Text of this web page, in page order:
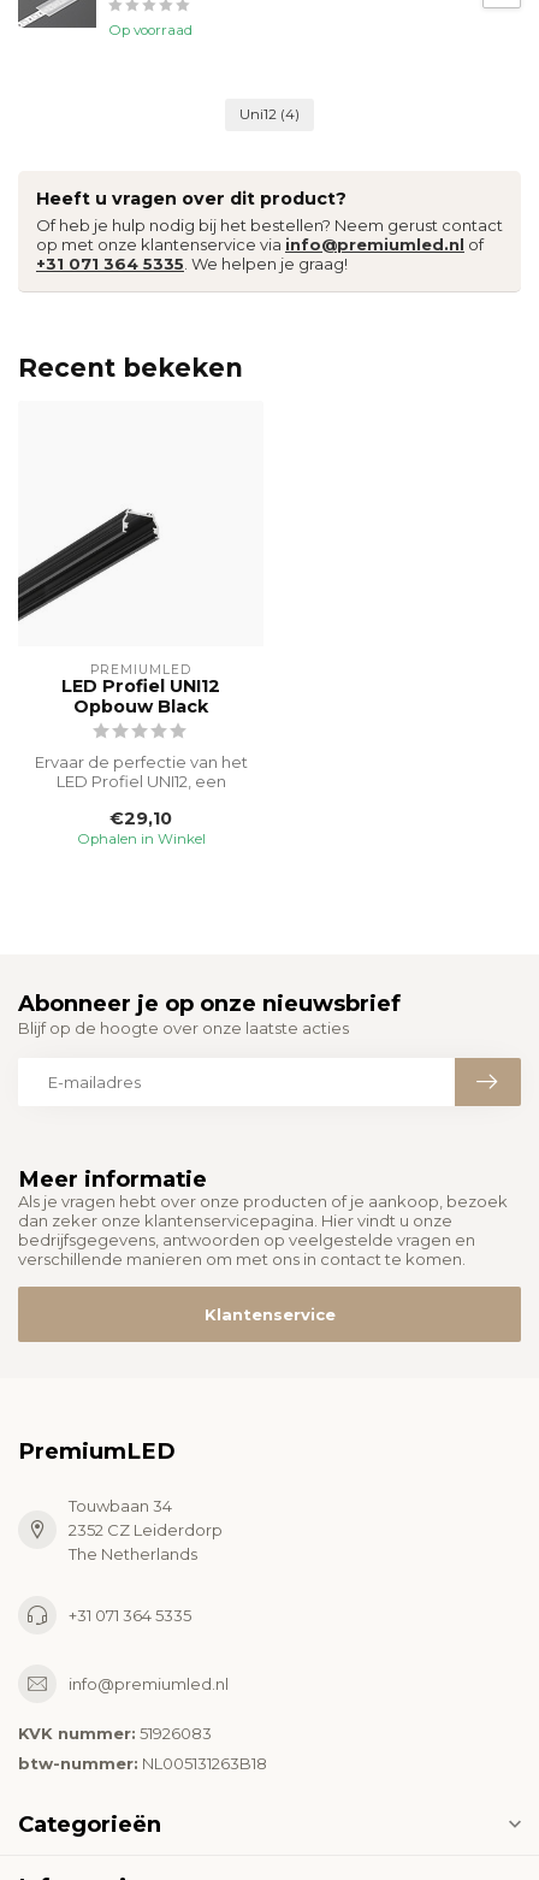
Op voorraad
Uni12 (4)
Heeft u vragen over dit product?
Of heb je hulp nodig bij het bestellen? Neem gerust contact
op met onze klantenservice via info@premiumled.nl of
+31 071 364 5335 . We helpen je graag!
Recent bekeken
PREMIUMLED
LED Profiel UNI12
Opbouw Black
Ervaar de perfectie van het
LED Profiel UNI12, een
verlichtingsoplo...
€29,10
Ophalen in Winkel
Meer informatie
Als je vragen hebt over onze producten of je aankoop, bezoek
dan zeker onze klantenservicepagina. Hier vindt u onze
bedrijfsgegevens, antwoorden op veelgestelde vragen en
verschillende manieren om met ons in contact te komen.
Klantenservice
Abonneer je op onze nieuwsbrief
Blijf op de hoogte over onze laatste acties
PremiumLED
Touwbaan 34
2352 CZ Leiderdorp
The Netherlands
+31 071 364 5335
info@premiumled.nl
KVK nummer: 51926083
btw-nummer: NL005131263B18
Categorieën